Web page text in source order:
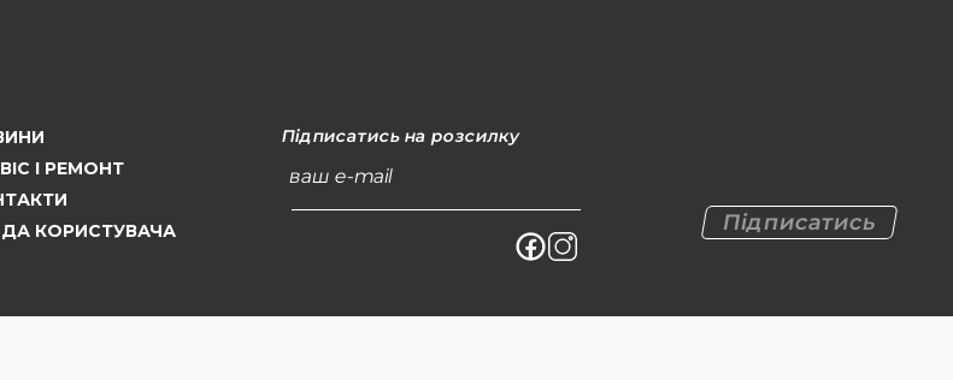
І РЕМОНТ
КОРИСТУВАЧА
Підписатись на розсилку
ваш e-mail
Підписатись